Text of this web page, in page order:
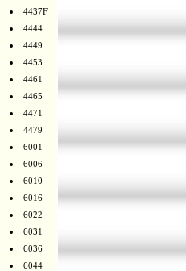
4437F
4444
4449
4453
4461
4465
4471
4479
6001
6006
6010
6016
6022
6031
6036
6044